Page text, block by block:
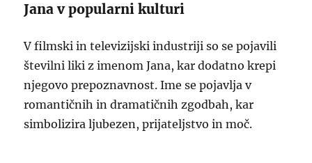
Jana v popularni kulturi
V filmski in televizijski industriji so se pojavili
številni liki z imenom Jana, kar dodatno krepi
njegovo prepoznavnost. Ime se pojavlja v
romantičnih in dramatičnih zgodbah, kar
simbolizira ljubezen, prijateljstvo in moč.